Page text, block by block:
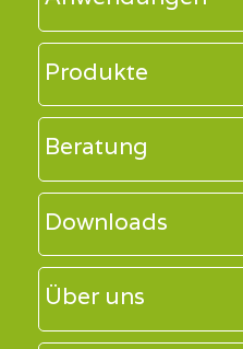
Produkte
Beratung
Downloads
Über uns